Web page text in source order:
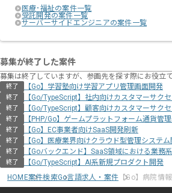
医療･福祉の案件一覧
受託開発の案件一覧
サーバーサイドエンジニアの案件一覧
募集が終了した案件
募集は終了していますが、参画先を探す際にお役立
終了 【Go】学習塾向け学習アプリ管理画面開発
終了 【Go/TypeScript】社内向けカスタマーサク
終了 【Go/TypeScript】顧客向けカスタマーサク
終了 【PHP/Go】ゲームプラットフォーム通貨管
終了 【Go】EC事業者向けSaaS開発刷新
終了 【Go】医療業界向けクラウド型管理システ
終了 【Goバックエンド】SaaS領域における業務
終了
【Go/TypeScript】AI系新規プロダクト開発
HOME案件検索Go言語求人・案件 【Go】病院情